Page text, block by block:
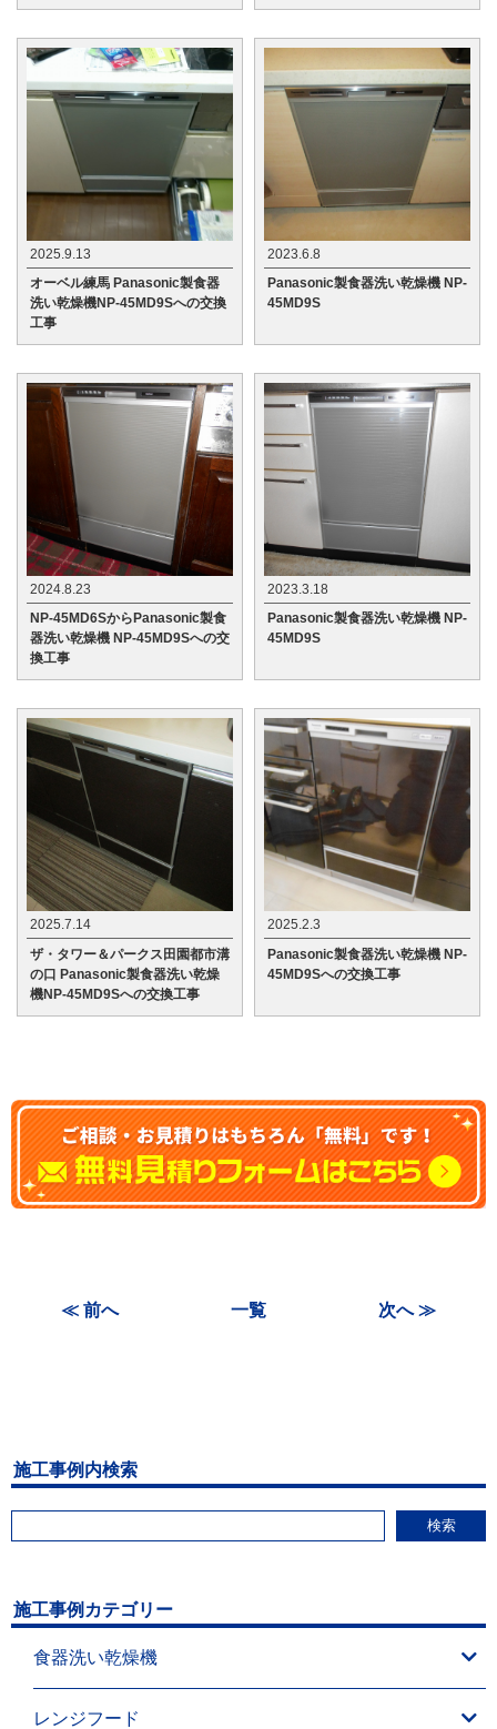
2025.9.13
オーベル練馬 Panasonic製食器
洗い乾燥機NP-45MD9Sへの交換
工事
2023.6.8
Panasonic製食器洗い乾燥機 NP-
45MD9S
2024.8.23
NP-45MD6SからPanasonic製食
器洗い乾燥機 NP-45MD9Sへの交
換工事
2023.3.18
Panasonic製食器洗い乾燥機 NP-
45MD9S
2025.7.14
ザ・タワー＆パークス田園都市溝
の口 Panasonic製食器洗い乾燥
機NP-45MD9Sへの交換工事
2025.2.3
Panasonic製食器洗い乾燥機 NP-
45MD9Sへの交換工事
≪ 前へ 一覧 次へ ≫
施工事例内検索
検索
施工事例カテゴリー
食器洗い乾燥機
レンジフード